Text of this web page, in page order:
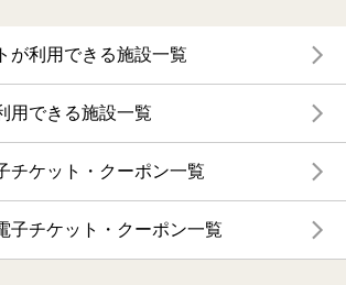
が利用できる施設一覧
用できる施設一覧
チケット・クーポン一覧
子チケット・クーポン一覧